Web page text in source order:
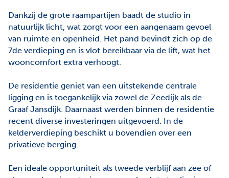
Dankzij de grote raampartijen baadt de studio in
natuurlijk licht, wat zorgt voor een aangenaam gevoel
van ruimte en openheid. Het pand bevindt zich op de
7de verdieping en is vlot bereikbaar via de lift, wat het
wooncomfort extra verhoogt.
De residentie geniet van een uitstekende centrale
ligging en is toegankelijk via zowel de Zeedijk als de
Graaf Jansdijk. Daarnaast werden binnen de residentie
recent diverse investeringen uitgevoerd. In de
kelderverdieping beschikt u bovendien over een
privatieve berging.
Een ideale opportuniteit als tweede verblijf aan zee of